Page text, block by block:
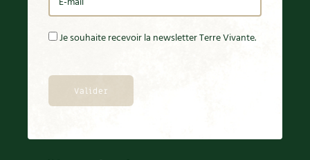
Participatif
Patate douce
Pelouse
Permaculture
Je souhaite recevoir la newsletter Terre Vivante.